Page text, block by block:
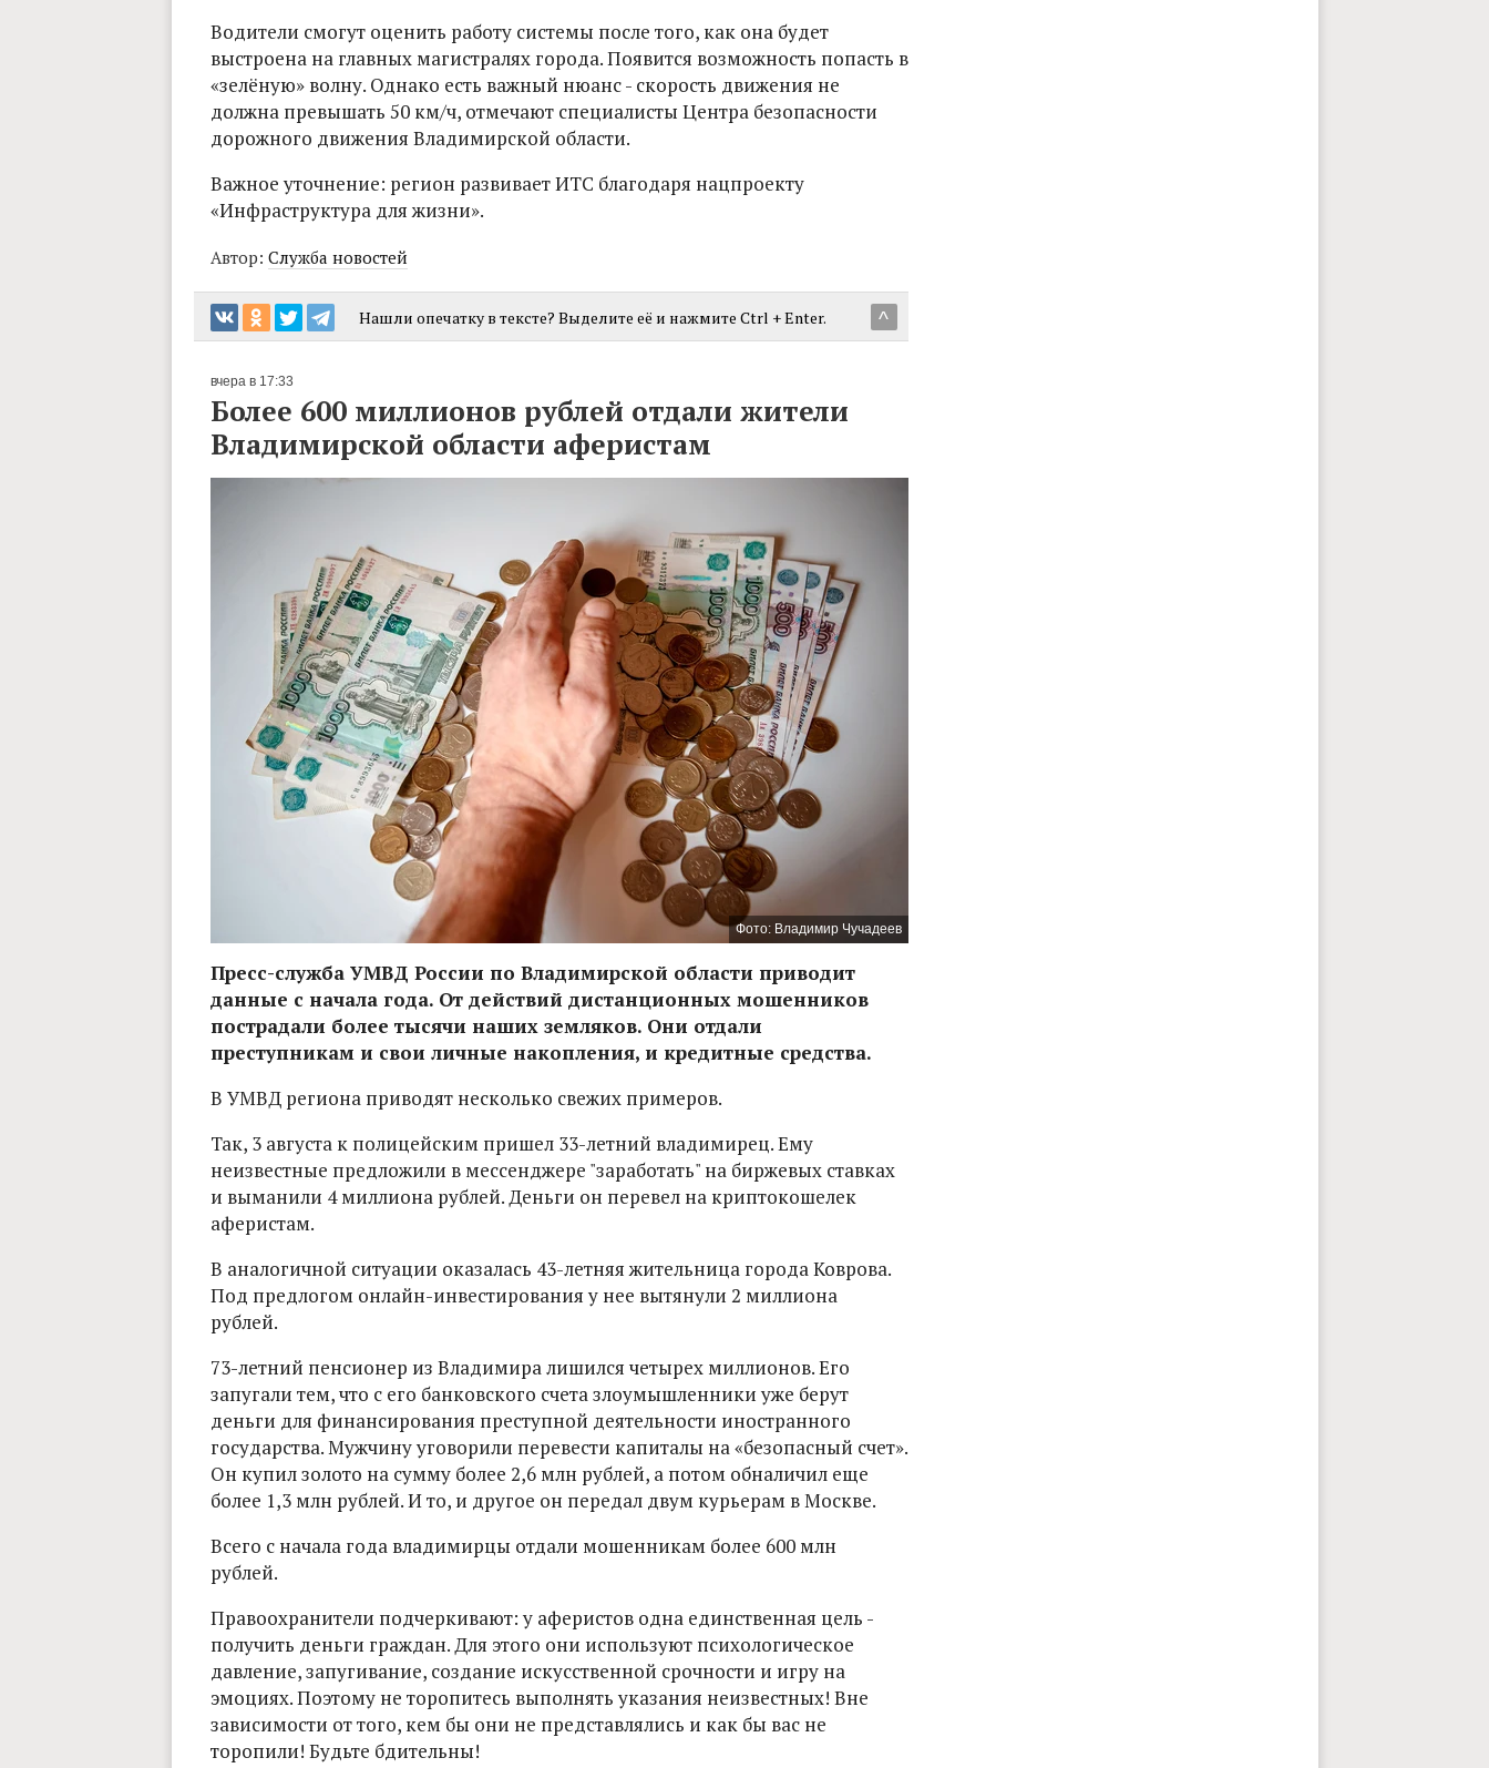
Водители смогут оценить работу системы после того, как она будет
выстроена на главных магистралях города. Появится возможность попасть в
«зелёную» волну. Однако есть важный нюанс - скорость движения не
должна превышать 50 км/ч, отмечают специалисты Центра безопасности
дорожного движения Владимирской области.
Важное уточнение: регион развивает ИТС благодаря нацпроекту
«Инфраструктура для жизни».
Автор: Служба новостей
^
Нашли опечатку в тексте? Выделите её и нажмите Ctrl + Enter.
вчера в 17:33
Более 600 миллионов рублей отдали жители
Владимирской области аферистам
Фото: Владимир Чучадеев
Пресс-служба УМВД России по Владимирской области приводит
данные с начала года. От действий дистанционных мошенников
пострадали более тысячи наших земляков. Они отдали
преступникам и свои личные накопления, и кредитные средства.
В УМВД региона приводят несколько свежих примеров.
Так, 3 августа к полицейским пришел 33-летний владимирец. Ему
неизвестные предложили в мессенджере "заработать" на биржевых ставках
и выманили 4 миллиона рублей. Деньги он перевел на криптокошелек
аферистам.
В аналогичной ситуации оказалась 43-летняя жительница города Коврова.
Под предлогом онлайн-инвестирования у нее вытянули 2 миллиона
рублей.
73-летний пенсионер из Владимира лишился четырех миллионов. Его
запугали тем, что с его банковского счета злоумышленники уже берут
деньги для финансирования преступной деятельности иностранного
государства. Мужчину уговорили перевести капиталы на «безопасный счет».
Он купил золото на сумму более 2,6 млн рублей, а потом обналичил еще
более 1,3 млн рублей. И то, и другое он передал двум курьерам в Москве.
Всего с начала года владимирцы отдали мошенникам более 600 млн
рублей.
Правоохранители подчеркивают: у аферистов одна единственная цель -
получить деньги граждан. Для этого они используют психологическое
давление, запугивание, создание искусственной срочности и игру на
эмоциях. Поэтому не торопитесь выполнять указания неизвестных! Вне
зависимости от того, кем бы они не представлялись и как бы вас не
торопили! Будьте бдительны!